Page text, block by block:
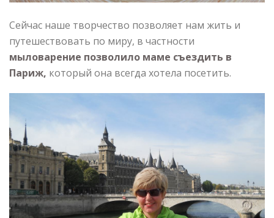
Сейчас наше творчество позволяет нам жить и
путешествовать по миру, в частности
мыловарение позволило маме съездить в
Париж, который она всегда хотела посетить.